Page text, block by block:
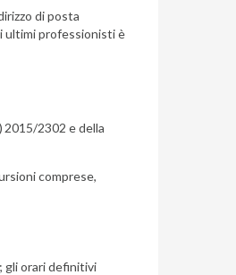
di posta
ultimi professionisti è
2015/2302 e della
comprese,
gli orari definitivi